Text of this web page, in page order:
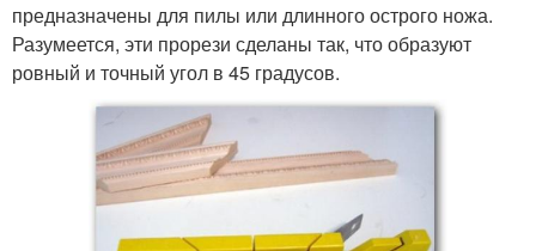
предназначены для пилы или длинного острого ножа.
Разумеется, эти прорези сделаны так, что образуют
ровный и точный угол в 45 градусов.